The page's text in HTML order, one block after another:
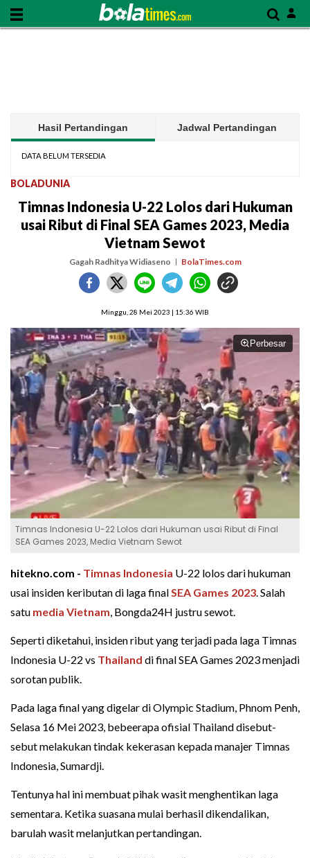
Hasil Pertandingan Jadwal Pertandingan
DATA BELUM TERSEDIA
BOLADUNIA
Timnas Indonesia U-22 Lolos dari Hukuman
usai Ribut di Final SEA Games 2023, Media
Vietnam Sewot
Gagah Radhitya Widiaseno BolaTimes.com
Minggu, 28 Mei 2023 | 15:36 WIB
Perbesar
Timnas Indonesia U-22 Lolos dari Hukuman usai Ribut di Final
SEA Games 2023, Media Vietnam Sewot
hitekno.com - Timnas Indonesia U-22 lolos dari hukuman
usai insiden keributan di laga finalSEA Games 2023. Salah
satu media Vietnam, Bongda24H justru sewot.
Seperti diketahui, insiden ribut yang terjadi pada laga Timnas
Indonesia U-22 vs Thailand di final SEA Games 2023 menjadi
sorotan publik.
Pada laga final yang digelar di Olympic Stadium, Phnom Penh,
Selasa 16 Mei 2023, bebeerapa ofisial Thailand disebut-
sebut melakukan tindak kekerasan kepada manajer Timnas
Indonesia, Sumardji.
Tentunya hal ini membuat pihak wasit menghentikan laga
sementara. Ketika suasana mulai berhasil dikendalikan,
barulah wasit melanjutkan pertandingan.